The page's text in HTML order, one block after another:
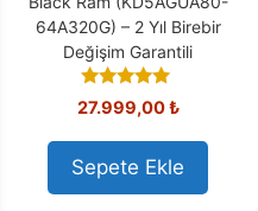
64A320G) – 2 Yıl Birebir
Değişim Garantili
5.00
out of 5
27.999,00₺
Sepete Ekle